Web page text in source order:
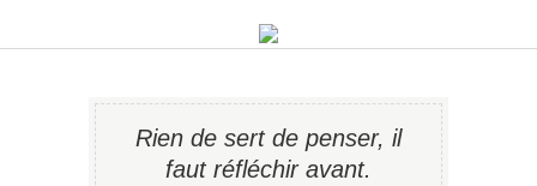
Rien de sert de penser, il
faut réfléchir avant.